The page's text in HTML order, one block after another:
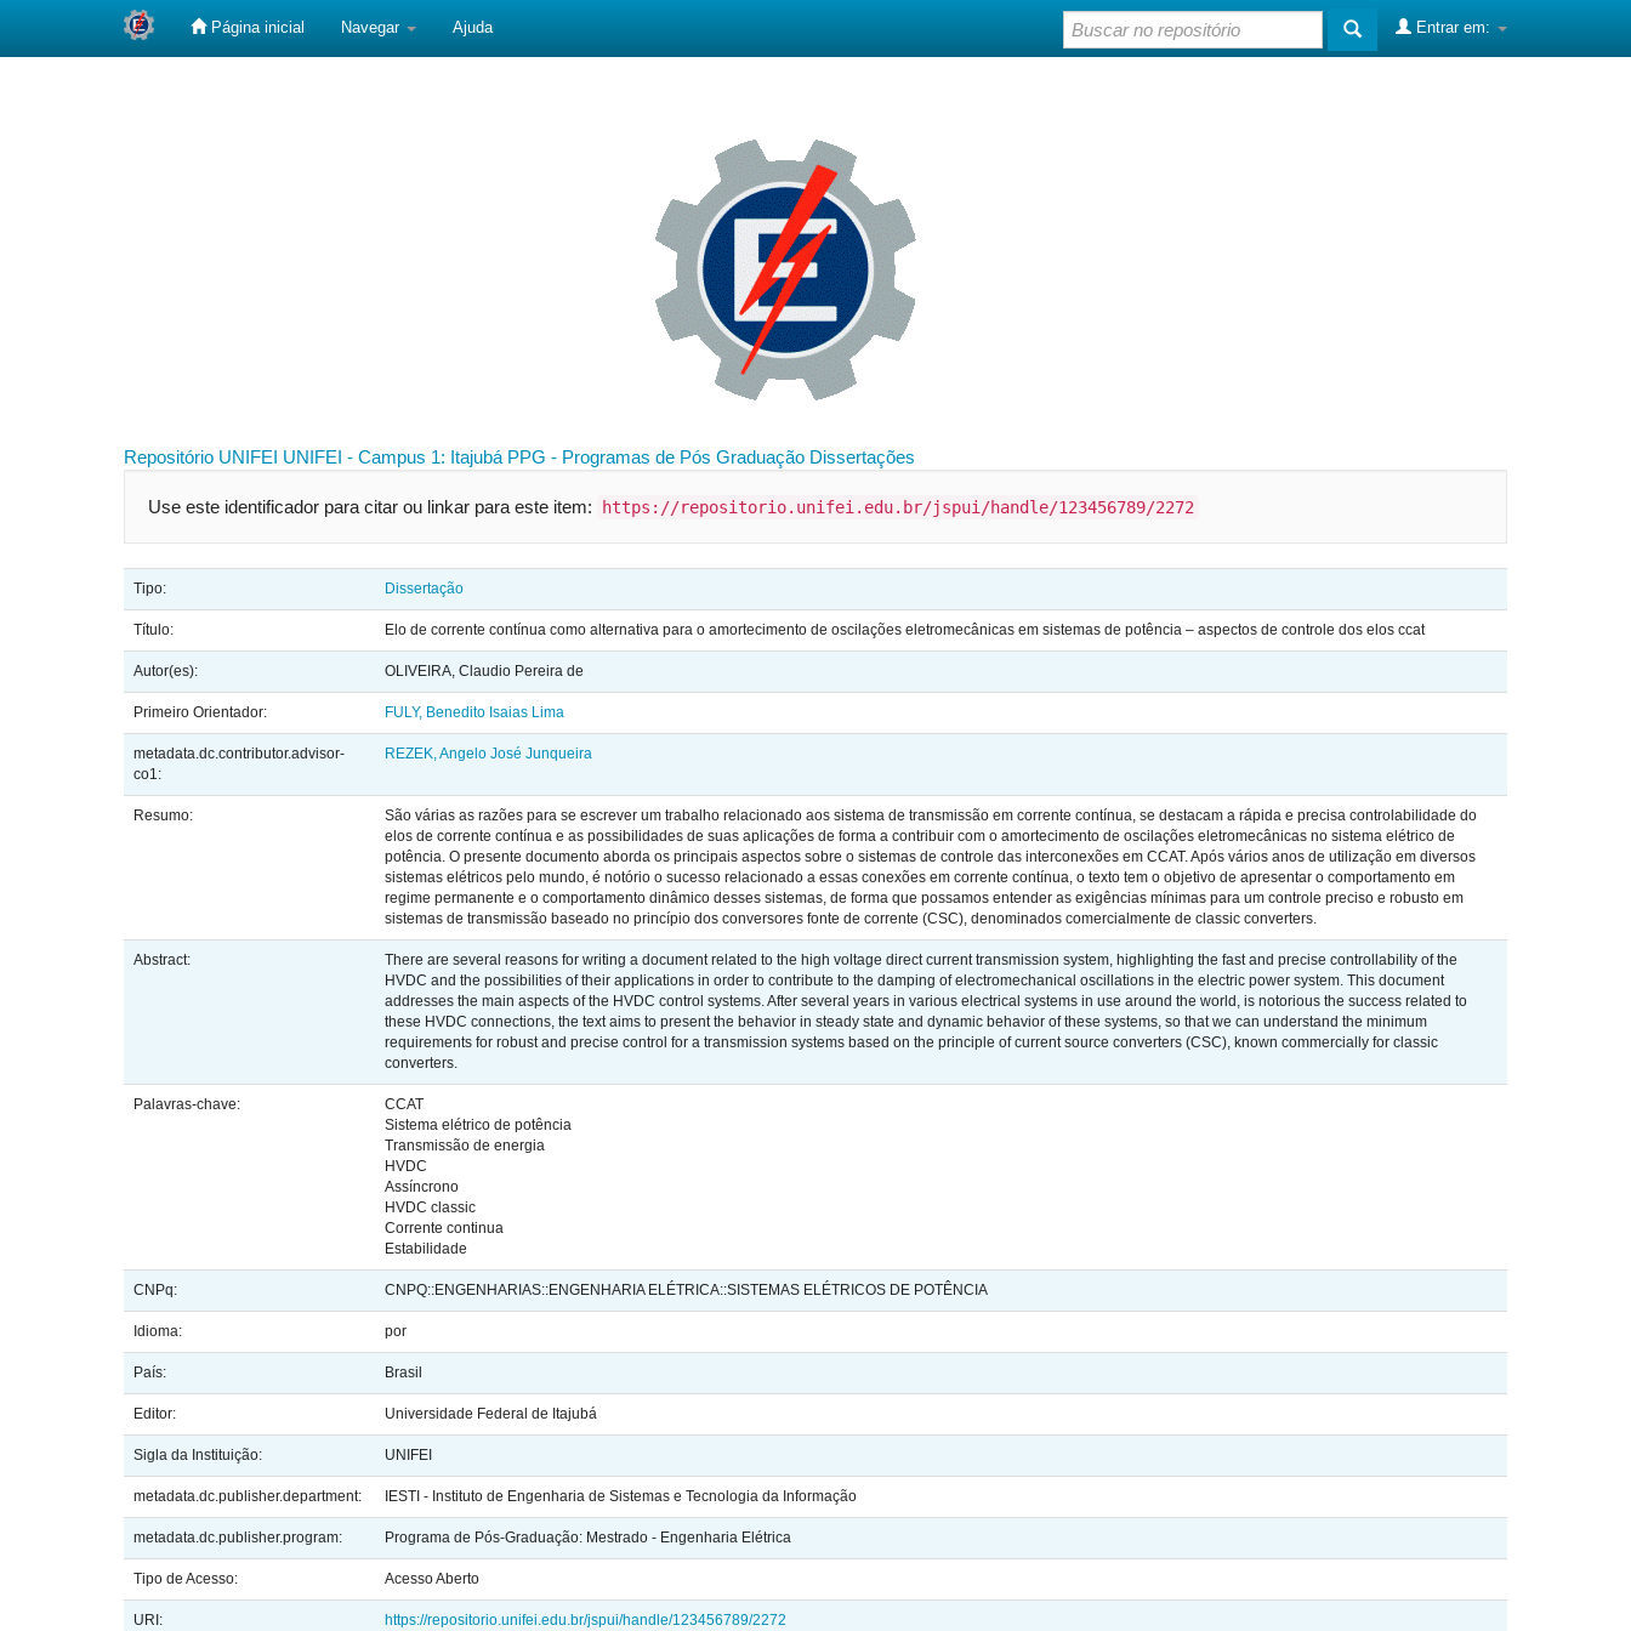
Página inicial Navegar Ajuda Entrar em:
Repositório UNIFEI UNIFEI - Campus 1: Itajubá PPG - Programas de Pós Graduação Dissertações
Use este identificador para citar ou linkar para este item: https://repositorio.unifei.edu.br/jspui/handle/123456789/2272
Tipo: Dissertação
Título: Elo de corrente contínua como alternativa para o amortecimento de oscilações eletromecânicas em sistemas de potência – aspectos de controle dos elos ccat
Autor(es): OLIVEIRA, Claudio Pereira de
Primeiro Orientador: FULY, Benedito Isaias Lima
metadata.dc.contributor.advisor-
co1:
REZEK, Angelo José Junqueira
Resumo:
São várias as razões para se escrever um trabalho relacionado aos sistema de transmissão em corrente contínua, se destacam a rápida e precisa controlabilidade do
elos de corrente contínua e as possibilidades de suas aplicações de forma a contribuir com o amortecimento de oscilações eletromecânicas no sistema elétrico de
potência. O presente documento aborda os principais aspectos sobre o sistemas de controle das interconexões em CCAT. Após vários anos de utilização em diversos
sistemas elétricos pelo mundo, é notório o sucesso relacionado a essas conexões em corrente contínua, o texto tem o objetivo de apresentar o comportamento em
regime permanente e o comportamento dinâmico desses sistemas, de forma que possamos entender as exigências mínimas para um controle preciso e robusto em
sistemas de transmissão baseado no princípio dos conversores fonte de corrente (CSC), denominados comercialmente de classic converters.
Abstract:
There are several reasons for writing a document related to the high voltage direct current transmission system, highlighting the fast and precise controllability of the
HVDC and the possibilities of their applications in order to contribute to the damping of electromechanical oscillations in the electric power system. This document
addresses the main aspects of the HVDC control systems. After several years in various electrical systems in use around the world, is notorious the success related to
these HVDC connections, the text aims to present the behavior in steady state and dynamic behavior of these systems, so that we can understand the minimum
requirements for robust and precise control for a transmission systems based on the principle of current source converters (CSC), known commercially for classic
converters.
Palavras-chave:
CCAT
Sistema elétrico de potência
Transmissão de energia
HVDC
Assíncrono
HVDC classic
Corrente continua
Estabilidade
CNPq: CNPQ::ENGENHARIAS::ENGENHARIA ELÉTRICA::SISTEMAS ELÉTRICOS DE POTÊNCIA
Idioma: por
País: Brasil
Editor: Universidade Federal de Itajubá
Sigla da Instituição: UNIFEI
metadata.dc.publisher.department: IESTI - Instituto de Engenharia de Sistemas e Tecnologia da Informação
metadata.dc.publisher.program: Programa de Pós-Graduação: Mestrado - Engenharia Elétrica
Tipo de Acesso: Acesso Aberto
URI: https://repositorio.unifei.edu.br/jspui/handle/123456789/2272